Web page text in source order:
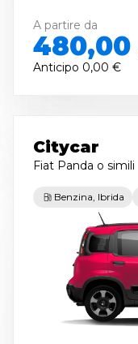
A partire da
480,00
Anticipo 0,00 €
Citycar
Fiat Panda o simili
Benzina, Ibrida